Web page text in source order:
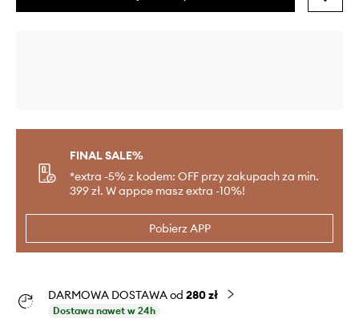
FINAL SALE%
*extra -5% z kodem: OFF przy zakupach za min.
399 zł. W appce masz extra -10%!
Pobierz APP
DARMOWA DOSTAWA od 280 zł
Dostawa nawet w 24h